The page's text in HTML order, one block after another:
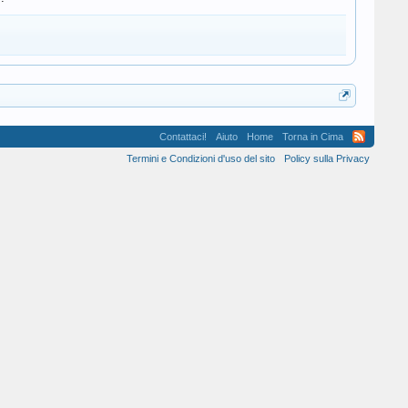
Contattaci! Aiuto Home
Torna in Cima
Termini e Condizioni d'uso del sito
Policy sulla Privacy